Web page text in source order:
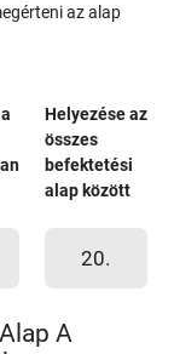
az alap
Helyezése az
összes
befektetési
alap között
20.
A